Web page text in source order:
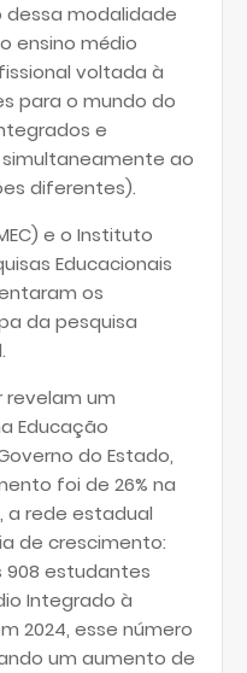
modalidade
ensino médio
voltada à
para o mundo do
e
ao
diferentes).
e o Instituto
Educacionais
os
da pesquisa
revelam um
Educação
do Estado,
foi de 26% na
a rede estadual
de crescimento:
908 estudantes
Integrado à
2024, esse número
um aumento de